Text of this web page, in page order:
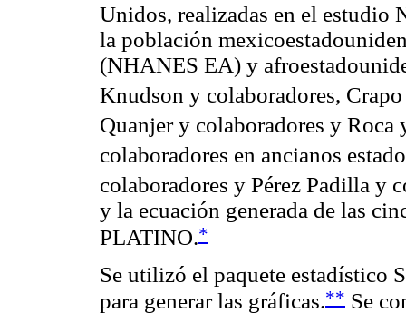
Unidos, realizadas en el estudio
la población
(NHANES EA) y
Knudson y colaboradores,
Quanjer y colaboradores y Roca
colaboradores en ancianos
colaboradores y Pérez Padilla y
y la ecuación generada de las
PLATINO.*
Se utilizó el paquete estadístico
para generar las gráficas.** Se